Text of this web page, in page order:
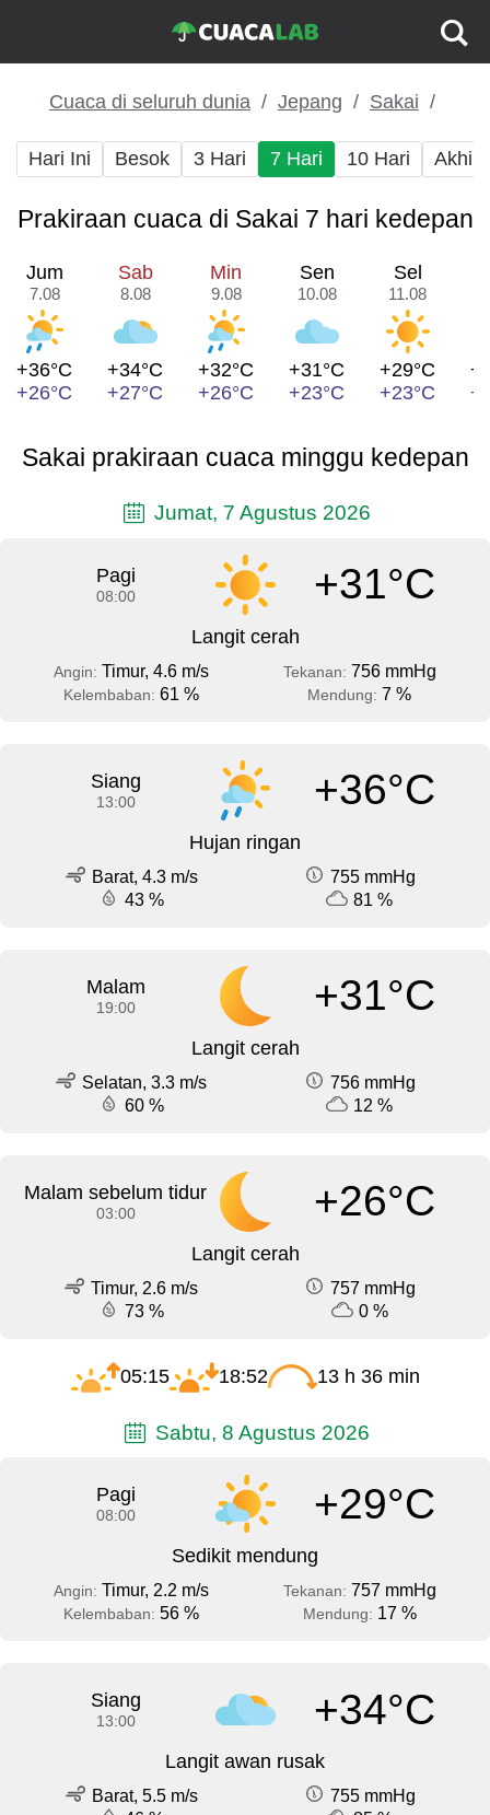
Cuaca di seluruh dunia Jepang Sakai
Hari Ini Besok 3 Hari 7 Hari 10 Hari Akhir
Prakiraan cuaca di Sakai 7 hari kedepan
Jum
7.08
+36°C
+26°C
Sab
8.08
+34°C
+27°C
Min
9.08
+32°C
+26°C
Sen
10.08
+31°C
+23°C
Sel
11.08
+29°C
+23°C
Sakai prakiraan cuaca minggu kedepan
Jumat, 7 Agustus 2026
Pagi
08:00 +31°C
Langit cerah
Angin: Timur, 4.6 m/s Tekanan: 756 mmHg
Kelembaban: 61 % Mendung: 7 %
Siang
13:00 +36°C
Hujan ringan
Barat, 4.3 m/s
755 mmHg
43 %
81 %
Malam
19:00 +31°C
Langit cerah
Selatan, 3.3 m/s
756 mmHg
60 %
12 %
Malam sebelum tidur
03:00 +26°C
Langit cerah
Timur, 2.6 m/s
757 mmHg
73 %
0 %
05:15 18:52 13 h 36 min
Sabtu, 8 Agustus 2026
Pagi
08:00 +29°C
Sedikit mendung
Angin: Timur, 2.2 m/s Tekanan: 757 mmHg
Kelembaban: 56 % Mendung: 17 %
Siang
13:00 +34°C
Langit awan rusak
Barat, 5.5 m/s
755 mmHg